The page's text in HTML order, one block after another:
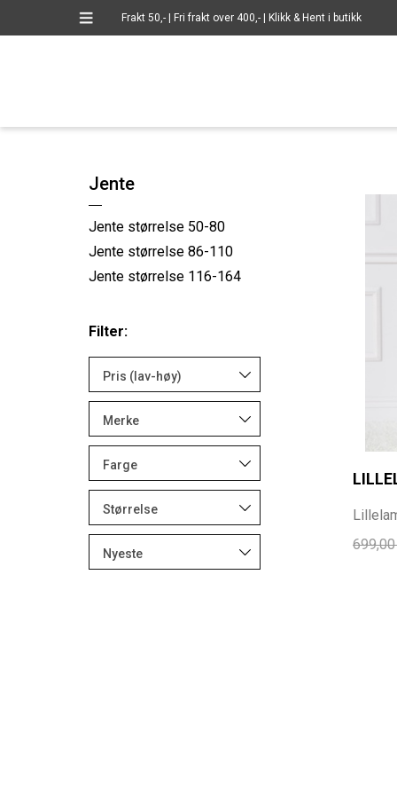
Frakt 50,- | Fri frakt over 400,- | Klikk & Hent i butikk
Jente
Jente størrelse 50-80
Jente størrelse 86-110
Jente størrelse 116-164
Filter:
Pris (lav-høy)
Merke
Farge
Størrelse
Nyeste